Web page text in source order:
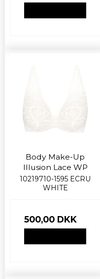
Body Make-Up
Illusion Lace WP
10219710-1595 ECRU
WHITE
500,00 DKK